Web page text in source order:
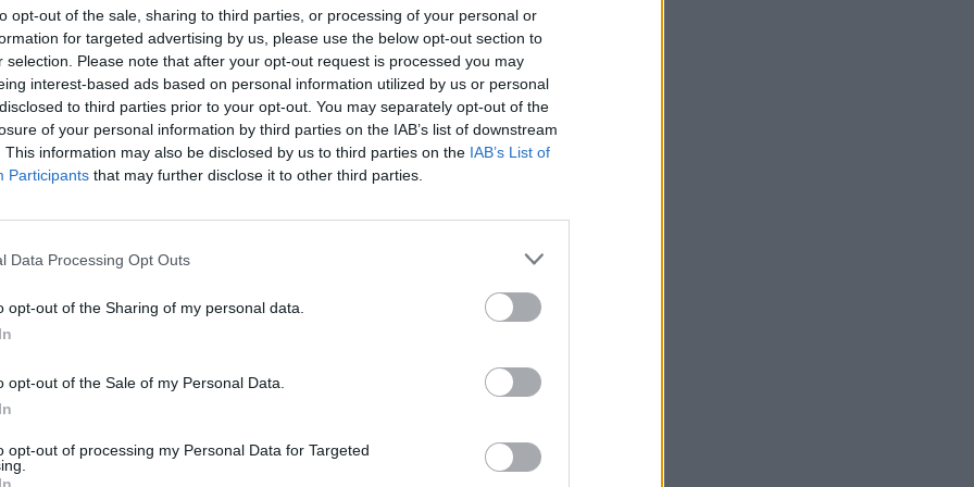
opt-out of the sale, sharing to third parties, or processing of your personal or
for targeted advertising by us, please use the below opt-out section to
selection. Please note that after your opt-out request is processed you may
interest-based ads based on personal information utilized by us or personal
to third parties prior to your opt-out. You may separately opt-out of the
of your personal information by third parties on the IAB’s list of downstream
This information may also be disclosed by us to third parties on the IAB’s List of
Participants that may further disclose it to other third parties.
Data Processing Opt Outs
opt-out of the Sharing of my personal data.
opt-out of the Sale of my Personal Data.
opt-out of processing my Personal Data for Targeted
bien placé
on en a toujours un dans notre dressing :
que c'est chic et que l'on
à la perfection pour ne pas avoir le look d'une reine
ni de l'administration.
Parce qu'on ne le boutonne pas jusqu'en haut,
la sexy-touch et qu'il a quand même de la